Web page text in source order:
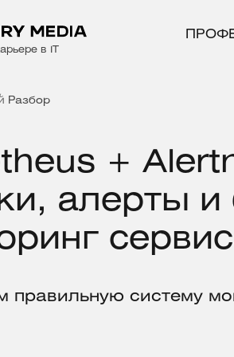
в IT
Разбор
+
алерты и
правильную систему